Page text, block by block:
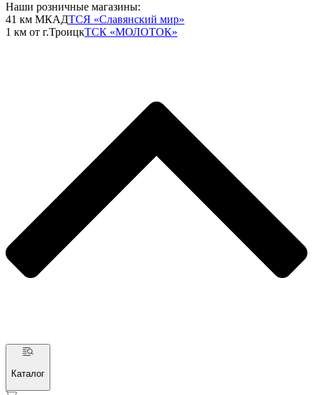
Наши розничные магазины:
41 км МКАДТСЯ «Славянский мир»
1 км от г.ТроицкТСК «МОЛОТОК»
Каталог